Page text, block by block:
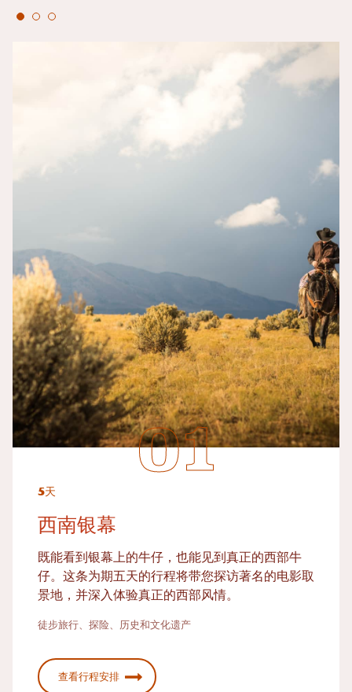
5天
西南银幕
既能看到银幕上的牛仔，也能见到真正的西部牛
仔。这条为期五天的行程将带您探访著名的电影取
景地，并深入体验真正的西部风情。
徒步旅行、探险、历史和文化遗产
查看行程安排